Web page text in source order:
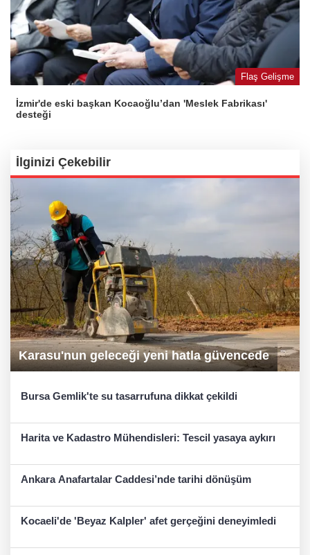
Flaş Gelişme
İzmir'de eski başkan Kocaoğlu’dan 'Meslek Fabrikası'
desteği
İlginizi Çekebilir
Karasu'nun geleceği yeni hatla güvencede
Bursa Gemlik'te su tasarrufuna dikkat çekildi
Harita ve Kadastro Mühendisleri: Tescil yasaya aykırı
Ankara Anafartalar Caddesi’nde tarihi dönüşüm
Kocaeli'de 'Beyaz Kalpler' afet gerçeğini deneyimledi